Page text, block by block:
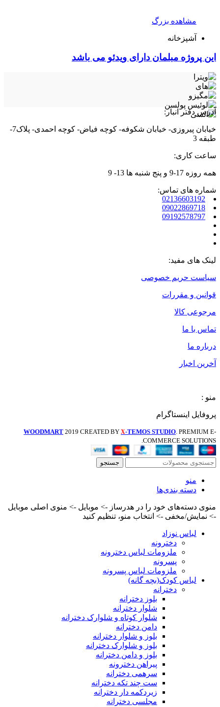
مشاهده بزرگ
آشپزخانه
این پروژه مبلمان دارای ویدئو می باشد
آدرس دفتر انبار:
خیابان پیروزی- خیابان شکوفه- کوچه فیاض- کوچه احمدی- پلاک7-
طبقه 3
ساعت کاری:
همه روزه 17-9 و پنج شنبه ها 13- 9
شماره های تماس:
02136603192
09022869718
09192578797
لینک های مفید:
سیاست حریم خصوصی
قوانین و مقررات
مرجوعی کالا
تماس با ما
درباره ما
آخرین اخبار
منو :
پروفایل اینستاگرام
WOODMART 2019 CREATED BY X-TEMOS STUDIO . PREMIUM E-
COMMERCE SOLUTIONS.
جستجو
منو
دسته بندی‌ها
منوی دسته‌های خود را در هدرساز -> موبایل -> منوی اصلی موبایل
-> نمایش/مخفی -> انتخاب منو، تنظیم کنید
لباس نوزاد
دخترونه
ملزومات لباس دخترونه
پسرونه
ملزومات لباس پسرونه
لباس کودک(بچه گانه)
دخترانه
بلوز دخترانه
شلوار دخترانه
شلوار کوتاه و شلوارک دخترانه
دامن دخترانه
بلوز و شلوار دخترانه
بلوز و شلوارک دخترانه
بلوز و دامن دخترانه
پیراهن دخترونه
سرهمی دخترانه
ست چند تکه دخترانه
زیردکمه دار دخترانه
مجلسی دخترانه